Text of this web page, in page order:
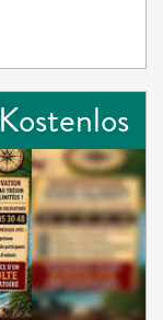
Kostenlos